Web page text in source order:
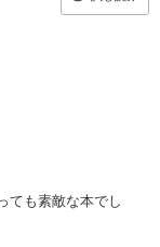
ても素敵な本でし